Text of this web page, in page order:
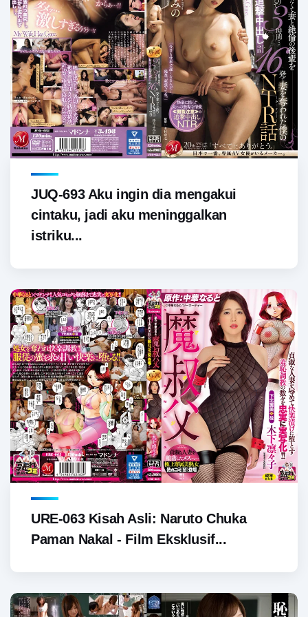
JUQ-693 Aku ingin dia mengakui
cintaku, jadi aku meninggalkan
istriku...
URE-063 Kisah Asli: Naruto Chuka
Paman Nakal - Film Eksklusif...